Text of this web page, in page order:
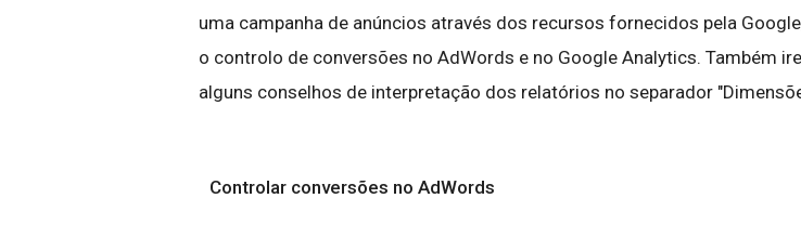
uma campanha de anúncios através dos recursos fornecidos pela
o controlo de conversões no AdWords e no Google Analytics. Também
alguns conselhos de interpretação dos relatórios no separador
Controlar conversões no AdWords